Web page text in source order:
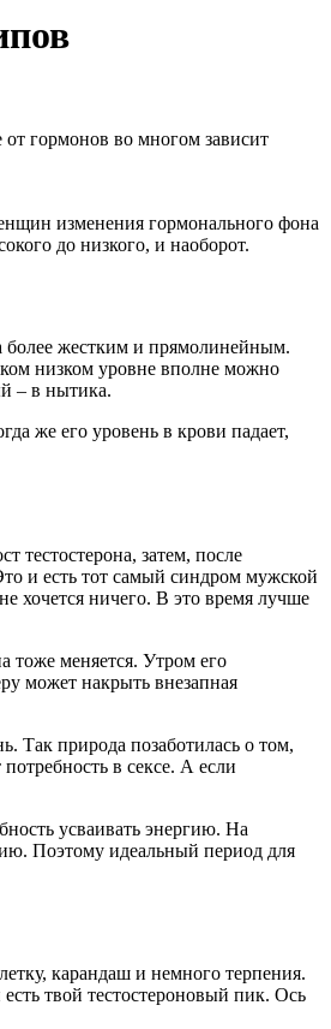
гормонов во многом зависит
изменения гормонального фона
до низкого, и наоборот.
более жестким и прямолинейным.
низком уровне вполне можно
– в нытика.
же его уровень в крови падает,
тестостерона, затем, после
и есть тот самый синдром мужской
хочется ничего. В это время лучше
тоже меняется. Утром его
может накрыть внезапная
Так природа позаботилась о том,
в сексе. А если
усваивать энергию. На
Поэтому идеальный период для
карандаш и немного терпения.
твой тестостероновый пик. Ось